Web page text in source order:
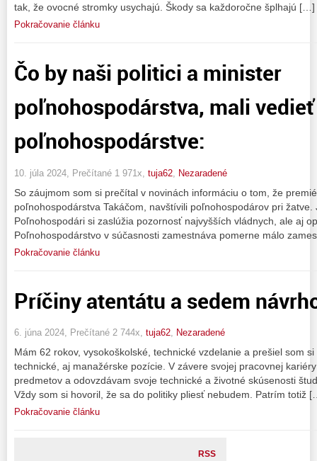
tak, že ovocné stromky usychajú. Škody sa každoročne šplhajú […]
Pokračovanie článku
Čo by naši politici a minister
poľnohospodárstva, mali
poľnohospodárstve:
10. júla 2024, Prečítané 1 971x, tuja62 Nezaradené
So záujmom som si prečítal v novinách informáciu o tom, že
poľnohospodárstva Takáčom, navštívili poľnohospodárov pri žatve.
Poľnohospodári si zaslúžia pozornosť najvyšších vládnych, ale aj
Poľnohospodárstvo v súčasnosti zamestnáva pomerne málo
Pokračovanie článku
Príčiny atentátu a sedem
6. júna 2024, Prečítané 2 744x, tuja62, Nezaradené
Mám 62 rokov, vysokoškolské, technické vzdelanie a prešiel som
technické, aj manažérske pozície. V závere svojej pracovnej
predmetov a odovzdávam svoje technické a životné skúsenosti
Vždy som si hovoril, že sa do politiky pliesť nebudem. Patrím totiž
Pokračovanie článku
RSS